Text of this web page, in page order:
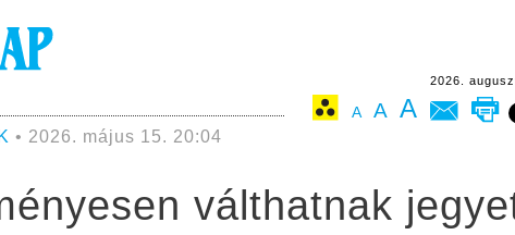
2026.
A A A
• 2026. május 15. 20:04
válthatnak